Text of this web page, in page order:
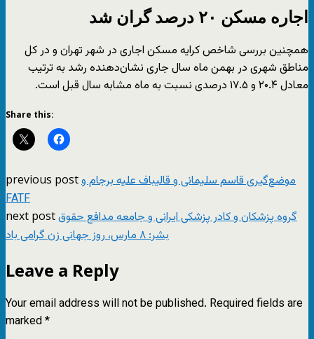
اجاره مسکن ۲۰ درصد گران شد
همچنین بررسی شاخص کرایه مسکن اجاری در شهر تهران و در کل
مناطق شهری در بهمن ماه سال جاری نشان‌دهنده رشد به ترتیب
معادل ۲۰.۴ و ۱۷.۵ درصدی نسبت به ماه مشابه سال قبل است.
Share this:
previous postموضع‌گیری قاسم سلیمانی و قالیباف علیه برجام و
FATF
next postگروه پزشکان و کادر پزشکی‌ ایرانی‌ و جامعه مدافع حقوق
بشر: ۸ مارس، روز جهانی زن گرامی باد
Leave a Reply
Your email address will not be published. Required fields are
marked*